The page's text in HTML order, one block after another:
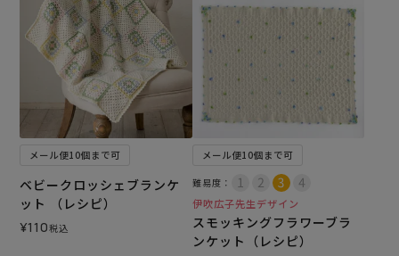
メール便10個まで可
ベビークロッシェブランケ
ット （レシピ）
¥110税込
メール便10個まで可
難易度：
伊吹広子先生デザイン
スモッキングフラワーブラ
ンケット（レシピ）